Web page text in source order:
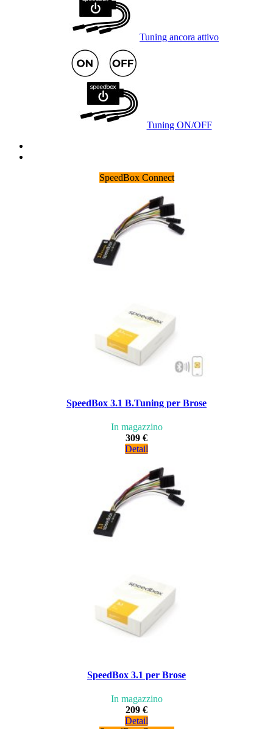
Tuning ancora attivo
Tuning ON/OFF
SpeedBox Connect
SpeedBox 3.1 B.Tuning per Brose
In magazzino
309 €
Detail
SpeedBox 3.1 per Brose
In magazzino
209 €
Detail